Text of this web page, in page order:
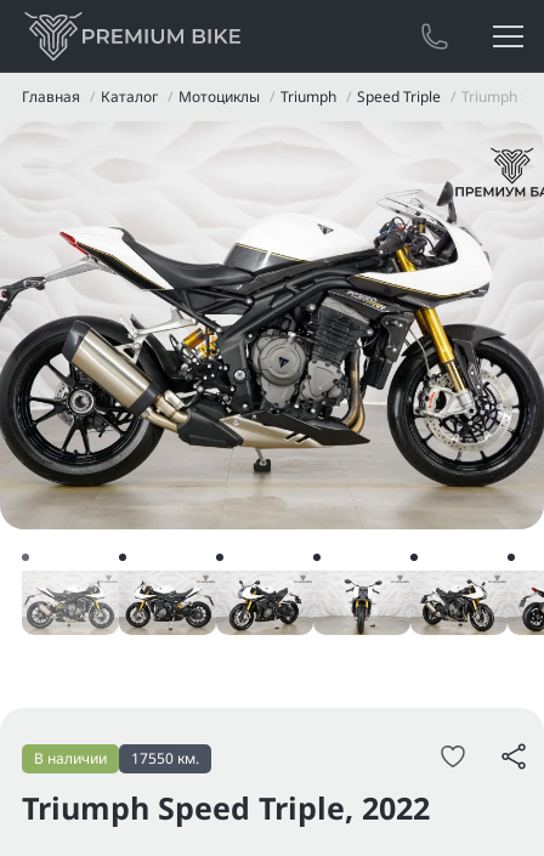
Главная Каталог Мотоциклы Triumph Speed Triple Triumph
Triumph Speed Triple, 2022
В наличии 17550 км.